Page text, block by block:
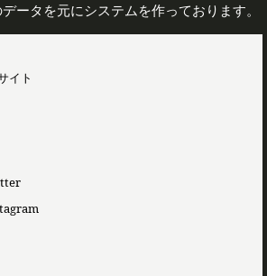
ータを元にシステムを作っております。
イト